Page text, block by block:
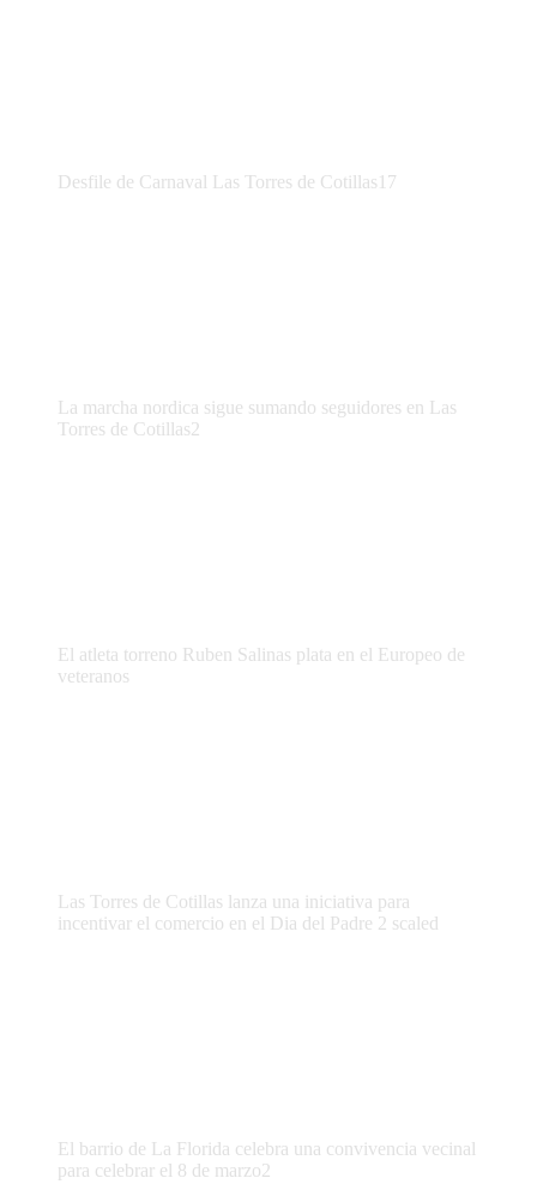
Desfile de Carnaval Las Torres de Cotillas17
La marcha nordica sigue sumando seguidores en Las
Torres de Cotillas2
El atleta torreno Ruben Salinas plata en el Europeo de
veteranos
Las Torres de Cotillas lanza una iniciativa para
incentivar el comercio en el Dia del Padre 2 scaled
El barrio de La Florida celebra una convivencia vecinal
para celebrar el 8 de marzo2